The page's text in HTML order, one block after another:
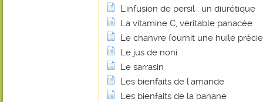
L'infusion de persil : un diurétique
La vitamine C, véritable panacée
Le chanvre fournit une huile
Le jus de noni
Le sarrasin
Les bienfaits de l'amande
Les bienfaits de la banane